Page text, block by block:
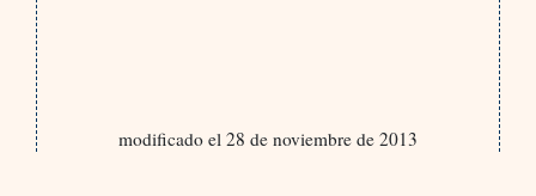
modificado el 28 de noviembre de 2013